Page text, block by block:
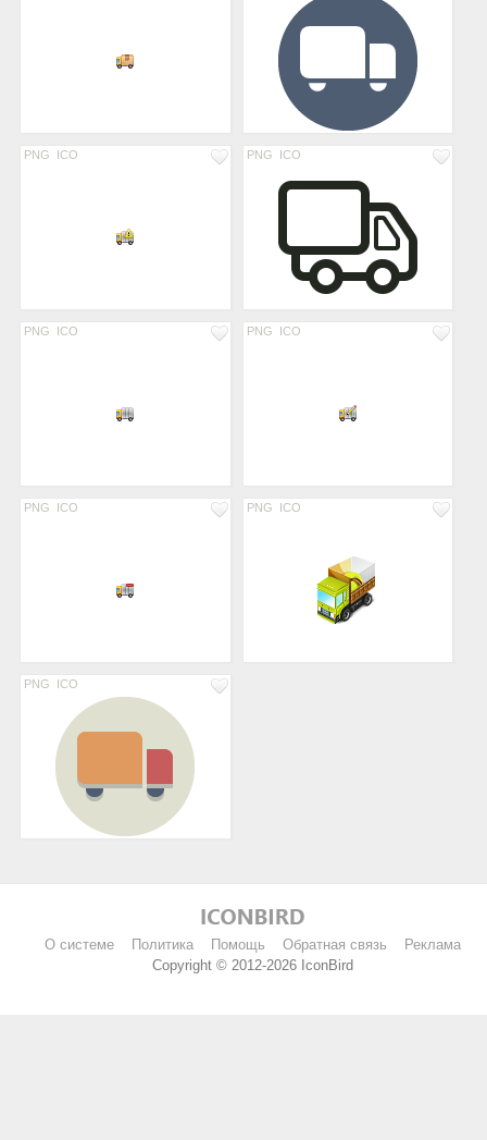
PNG ICO PNG ICO
PNG ICO PNG ICO
PNG ICO PNG ICO
PNG ICO
О системе Политика Помощь Обратная связь
Реклама
Copyright © 2012-2026 IconBird